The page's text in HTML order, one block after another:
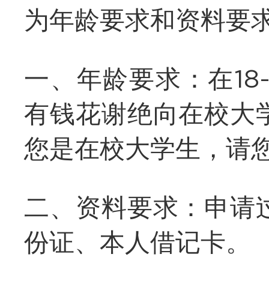
为年龄要求和资料要
一、年龄要求：在
有钱花谢绝向在校大
您是在校大学生，请
二、资料要求：申请
份证、本人借记卡。